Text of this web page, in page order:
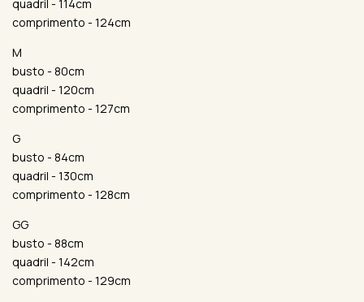
quadril - 114cm
comprimento - 124cm
M
busto - 80cm
quadril - 120cm
comprimento - 127cm
G
busto - 84cm
quadril - 130cm
comprimento - 128cm
GG
busto - 88cm
quadril - 142cm
comprimento - 129cm